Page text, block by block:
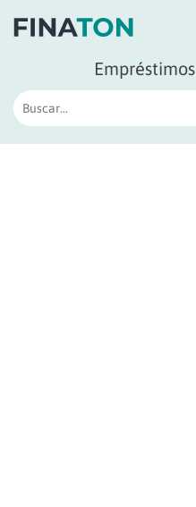
Empréstimos